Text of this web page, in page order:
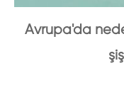
Avrupa'da